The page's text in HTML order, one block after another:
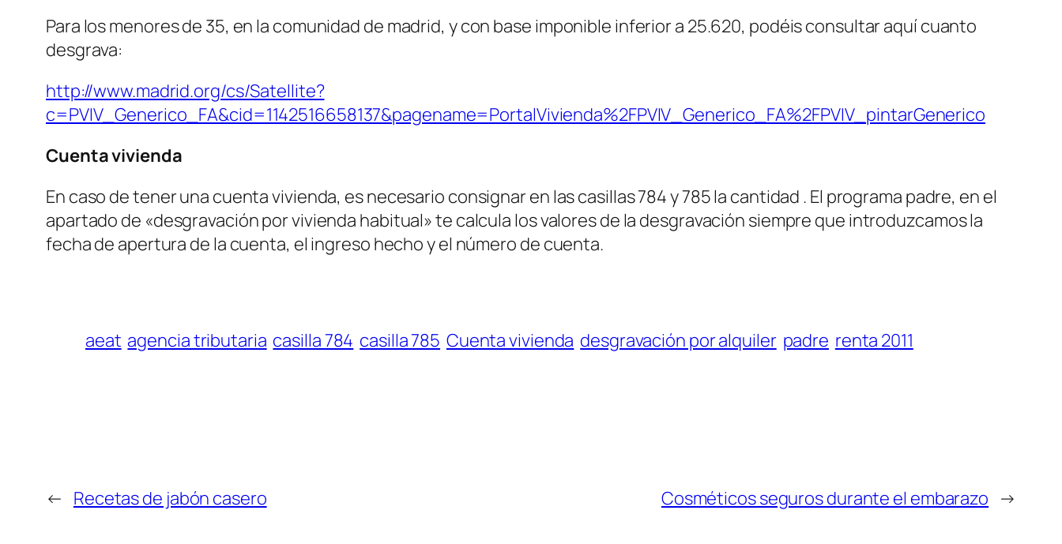
Para los menores de 35, en la comunidad de madrid, y con base imponible inferior a 25.620, podéis consultar aquí cuanto
desgrava:
http://www.madrid.org/cs/Satellite?
c=PVIV_Generico_FA&cid=1142516658137&pagename=PortalVivienda%2FPVIV_Generico_FA%2FPVIV_pintarGenerico
Cuenta vivienda
En caso de tener una cuenta vivienda, es necesario consignar en las casillas 784 y 785 la cantidad . El programa padre, en el
apartado de «desgravación por vivienda habitual» te calcula los valores de la desgravación siempre que introduzcamos la
fecha de apertura de la cuenta, el ingreso hecho y el número de cuenta.
aeat agencia tributaria casilla 784 casilla 785 Cuenta vivienda desgravación por alquiler padre renta 2011
← Recetas de jabón casero Cosméticos seguros durante el embarazo →